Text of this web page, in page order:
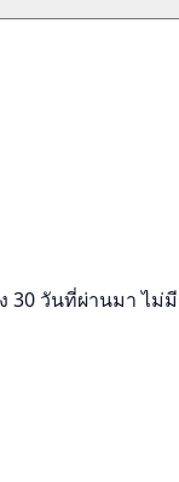
30 วันที่ผ่านมา ไม่